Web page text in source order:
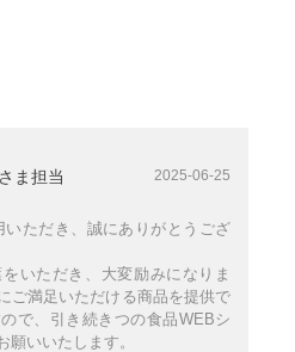
ま担当 2025-06-25
いただき、誠にありがとうござ
いただき、大変励みになりま
ご満足いただける商品を提供で
で、引き続きつの食品WEBシ
願いいたします。